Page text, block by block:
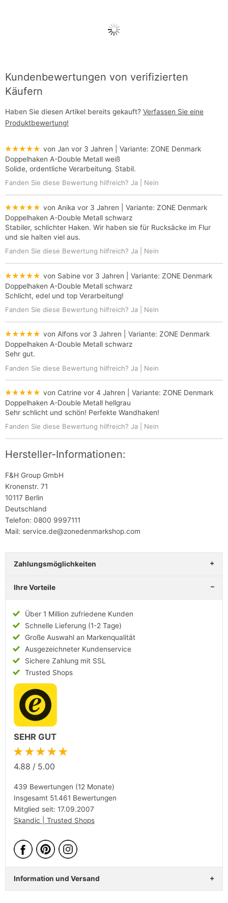
Kundenbewertungen von verifizierten
Käufern
Haben Sie diesen Artikel bereits gekauft? Verfassen Sie eine
Produktbewertung!
★★★★★ von Jan vor 3 Jahren | Variante: ZONE Denmark
Doppelhaken A-Double Metall weiß
Solide, ordentliche Verarbeitung. Stabil.
Fanden Sie diese Bewertung hilfreich? Ja Nein
★★★★★ von Anika vor 3 Jahren | Variante: ZONE Denmark
Doppelhaken A-Double Metall schwarz
Stabiler, schlichter Haken. Wir haben sie für Rucksäcke im Flur
und sie halten viel aus.
Fanden Sie diese Bewertung hilfreich? Ja Nein
★★★★★ von Sabine vor 3 Jahren | Variante: ZONE Denmark
Doppelhaken A-Double Metall schwarz
Schlicht, edel und top Verarbeitung!
Fanden Sie diese Bewertung hilfreich? Ja Nein
★★★★★ von Alfons vor 3 Jahren | Variante: ZONE Denmark
Doppelhaken A-Double Metall schwarz
Sehr gut.
Fanden Sie diese Bewertung hilfreich? Ja Nein
★★★★★ von Catrine vor 4 Jahren | Variante: ZONE Denmark
Doppelhaken A-Double Metall hellgrau
Sehr schlicht und schön! Perfekte Wandhaken!
Fanden Sie diese Bewertung hilfreich? Ja Nein
Hersteller-Informationen:
F&H Group GmbH
Kronenstr. 71
10117 Berlin
Deutschland
Telefon: 0800 9997111
Mail: service.de@zonedenmarkshop.com
Zahlungsmöglichkeiten
Ihre Vorteile
Über 1 Million zufriedene Kunden
Schnelle Lieferung (1-2 Tage)
Große Auswahl an Markenqualität
Ausgezeichneter Kundenservice
Sichere Zahlung mit SSL
Trusted Shops
SEHR GUT
★★★★★
4.88 / 5.00
439 Bewertungen (12 Monate)
Insgesamt 51.461 Bewertungen
Mitglied seit: 17.09.2007
Skandic | Trusted Shops
Information und Versand